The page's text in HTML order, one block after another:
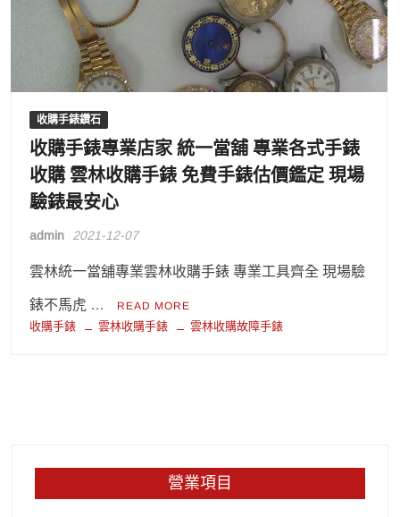
收購手錶鑽石
收購手錶專業店家 統一當舖 專業各式手錶
收購 雲林收購手錶 免費手錶估價鑑定 現場
驗錶最安心
admin 2021-12-07
雲林統一當舖專業雲林收購手錶 專業工具齊全 現場驗
錶不馬虎 … READ MORE
收購手錶 雲林收購手錶 雲林收購故障手錶
營業項目